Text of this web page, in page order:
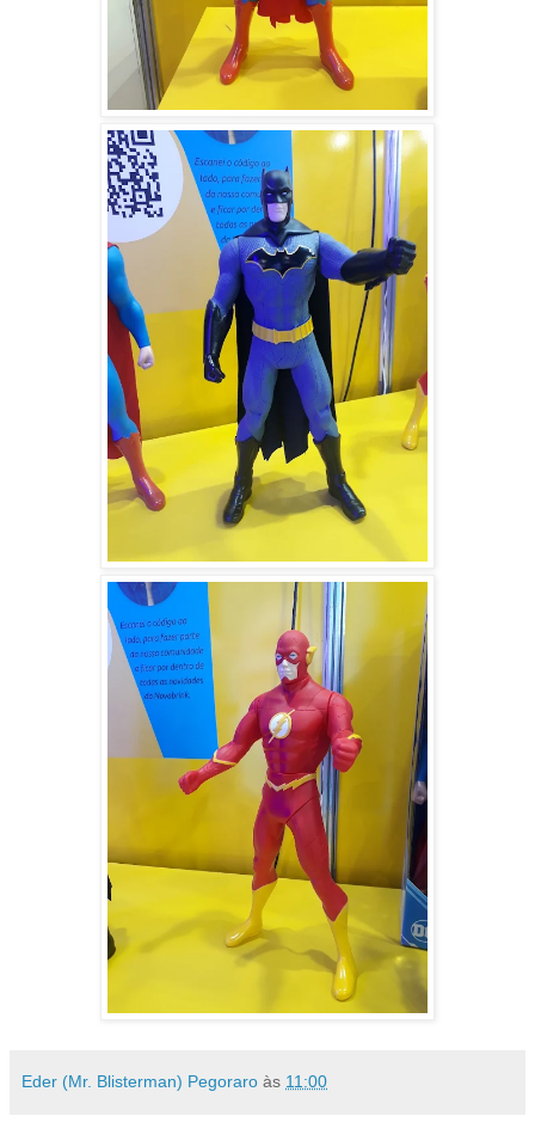
Eder (Mr. Blisterman) Pegoraro às 11:00